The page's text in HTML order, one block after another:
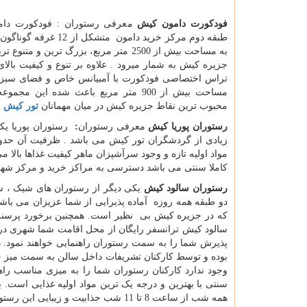
فودکورت دامون کیش معرفی رستوران : فودکورت
طبقه دوم مرکز خرید دامون
به مساحت بیش از 2500 متر مربع، بزرگ ترین و
جزیره کیش به شمار میرود . علاوه بر تنوع و کیفیت
تراس اختصاصی فودکورت با آمبیانس خاص و فضای
مساحت بیش از 900 متر مربع باعث شده این
محبوب ترین نقاط جزیره کیش در میان مهمانان تور کیش
رستوران پوریا کیش معرفی رستوران: رستوران پوریا
مواد اولیه تازه و وجود سرآشپزان ماهر کیفیت غذاها
کاملا سنتی می باشد دسترسی به مراکز خرید و مرکز
رستوران سالود کیش یکی دیگر از رستوران های شیک ،
دو طبقه همه روزه آماده پذیرایی از شما عزیزان می
که در جزیره کیش بی نظیر است. همچنین برخورد
سالود کیش ترانسفر رایگان از محل اقامت شما شهری
پذیرش شما را به سمت رستوران راهنمایی خواهند
بوده و توسط کارکنان تشریفات داخل سالن به سمت میز
وجود ندارد کارکنان رستوران شما را به میزی مناسب
سنتی با بهترین و درجه یک ترین مواد اولیه غذایی
همه شب از ساعت 8 تا 11 شب جذابیت و زیبایی این رستوران چند برابر کرده است.